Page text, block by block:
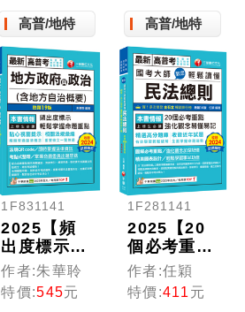
一版］（高
普考／地方
特考／各類
特考）
高普/地特
1F831141
2025【頻
出度標示·
掌握命題重
點】地方政
府與政治
作者:朱華聆
特價:545元
高普/地特
1F281141
2025【20
個必考重
點】國考大
師教您輕鬆
讀懂民法總
作者:任穎
特價:411 元